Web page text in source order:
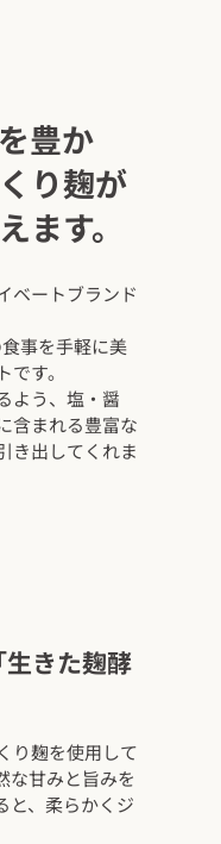
豊か
り麹が
ます。
ベートブランド
事を手軽に美
す。
う、 塩・醤
含まれる豊富な
き出してくれま
きた麹酵
り麹を使用して
な甘みと旨みを
と、柔らかくジ